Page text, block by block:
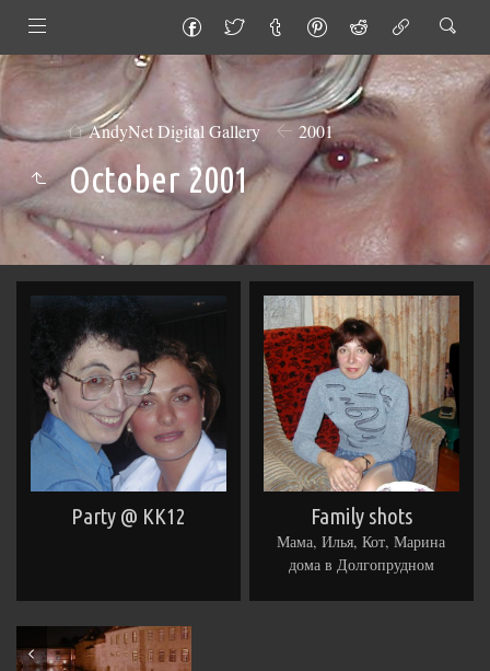
AndyNet Digital Gallery 2001
October 2001
Party @ KK12 Family shots
Мама, Илья, Кот, Марина
дома в Долгопрудном
September 2001